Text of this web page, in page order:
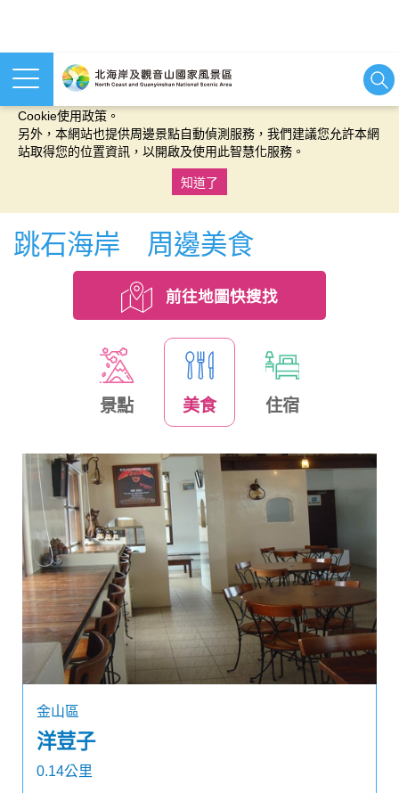
本網站使用cookies等相關技術以持續優化網站服務，並有助於為
Cookie使用政策。
另外，本網站也提供周邊景點自動偵測服務，我們建議您允許本網
站取得您的位置資訊，以開啟及使用此智慧化服務。
知道了
跳石海岸 周邊美食
前往地圖快搜找
景點 美食 住宿
金山區
洋荳子
0.14公里